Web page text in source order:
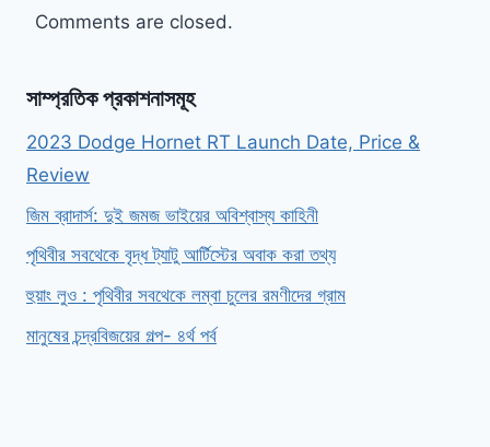
Comments are closed.
সাম্প্রতিক প্রকাশনাসমূহ
2023 Dodge Hornet RT Launch Date, Price &
Review
জিম ব্রাদার্স: দুই জমজ ভাইয়ের অবিশ্বাস্য কাহিনী
পৃথিবীর সবথেকে বৃদ্ধ ট্যাটু আর্টিস্টের অবাক করা তথ্য
হুয়াং লুও : পৃথিবীর সবথেকে লম্বা চুলের রমণীদের গ্রাম
মানুষের চন্দ্রবিজয়ের গল্প- ৪র্থ পর্ব